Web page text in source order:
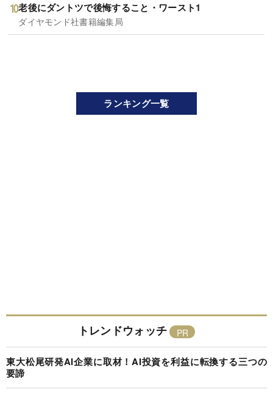
老後にダントツで後悔すること・ワースト1
ダイヤモンド社書籍編集局
ランキング一覧
トレンドウォッチ
東大松尾研発AI企業に取材！AI投資を利益に転換する三つの
要諦